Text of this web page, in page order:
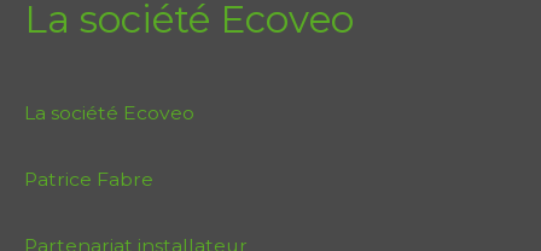
La société Ecoveo
La société Ecoveo
Patrice Fabre
Partenariat installateur